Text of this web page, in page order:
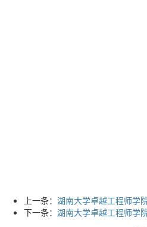
上一条： 湖南大学卓越工程师学
下一条： 湖南大学卓越工程师学